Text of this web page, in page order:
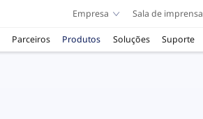
Empresa Sala de imprensa
Parceiros Produtos Soluções Suporte